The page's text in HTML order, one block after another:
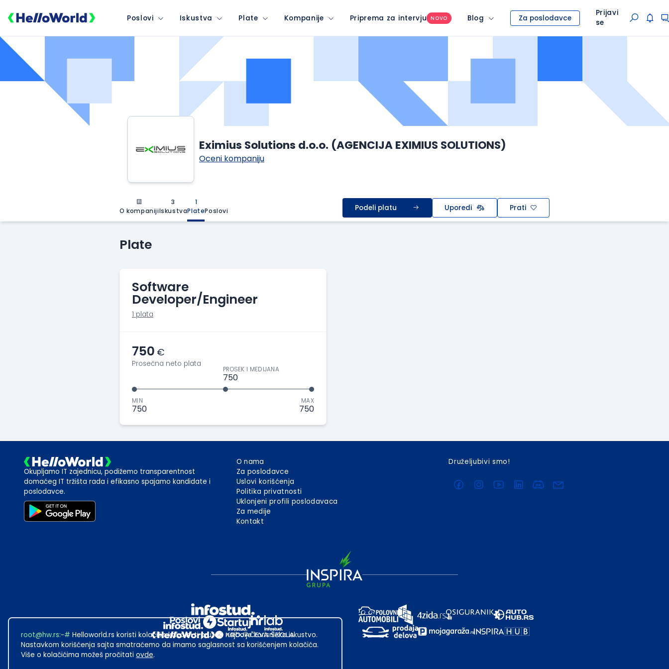
Poslovi Iskustva Plate Kompanije Priprema za intervju NOVO Blog Za poslodavce
Prijavi
se
Eximius Solutions d.o.o. (AGENCIJA EXIMIUS SOLUTIONS)
Oceni kompaniju
O kompaniji
3
Iskustva
1
PlatePoslovi Podeli platu Uporedi Prati
Plate
Software
Developer/Engineer
1 plata
750 €
Prosečna neto plata
MIN
750
PROSEK I MEDIJANA
750
MAX
750
Okupljamo IT zajednicu, podižemo transparentnost
domaćeg IT tržišta rada i efikasno spajamo kandidate i
poslodavce.
O nama
Za poslodavce
Uslovi korišćenja
Politika privatnosti
Uklonjeni profili poslodavaca
Za medije
Kontakt
Druželjubivi smo!
root@hw.rs:~# Helloworld.rs koristi kolačiće kako bi ti pružao najbolje korisničko iskustvo.
Nastavkom korišćenja sajta smatraćemo da imamo saglasnost sa korišćenjem kolačića.
Više o kolačićima možeš pročitati ovde.